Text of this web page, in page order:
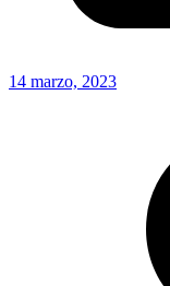
14 marzo, 2023